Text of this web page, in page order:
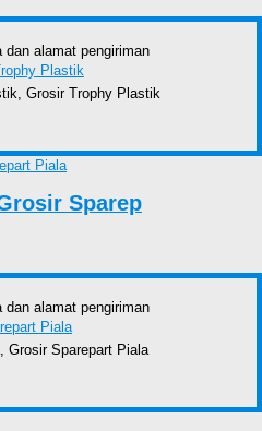
alamat pengiriman
Grosir Trophy Plastik
Sparep
dan alamat pengiriman
Grosir Sparepart Piala